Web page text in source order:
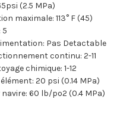
(2.5 MPa)
maximale: 113° F (45)
5
Pas Detactable
continu: 2-11
chimique: 1-12
20 psi (0.14 MPa)
60 lb/po2 (0.4 MPa)